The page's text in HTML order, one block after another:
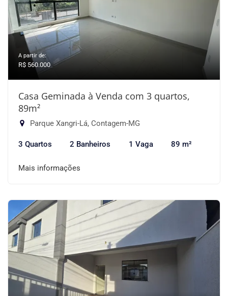
A partir de:
R$ 560.000
Casa Geminada à Venda com 3 quartos,
89m²
Parque Xangri-Lá, Contagem-MG
3 Quartos 2 Banheiros 1 Vaga 89 m²
Mais informações